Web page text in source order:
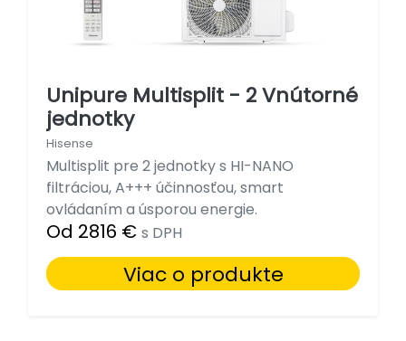
Unipure Multisplit - 2 Vnútorné
jednotky
Hisense
Multisplit pre 2 jednotky s HI-NANO
filtráciou, A+++ účinnosťou, smart
ovládaním a úsporou energie.
Od 2816 € s DPH
Viac o produkte